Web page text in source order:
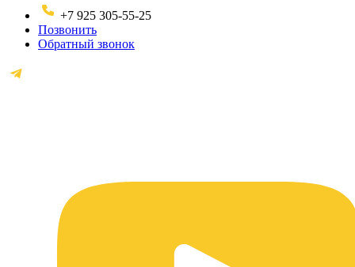
+7 925 305-55-25
Позвонить
Обратный звонок